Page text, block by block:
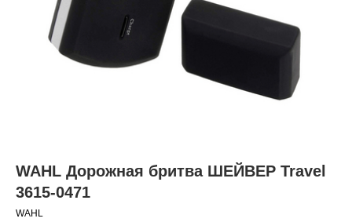
WAHL Дорожная бритва ШЕЙВЕР Travel
3615-0471
WAHL